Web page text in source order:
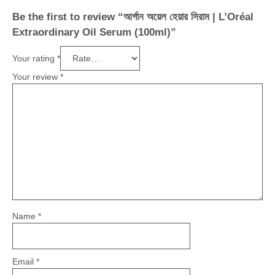
Be the first to review “আর্গান অয়েল হেয়ার সিরাম | L’Oréal
Extraordinary Oil Serum (100ml)”
Your rating *
Your review *
Name *
Email *